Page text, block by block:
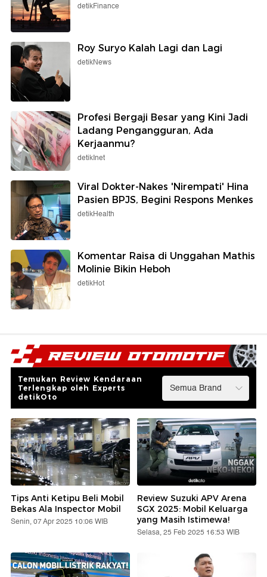
detikFinance
Roy Suryo Kalah Lagi dan Lagi
detikNews
Profesi Bergaji Besar yang Kini Jadi
Ladang Pengangguran, Ada
Kerjaanmu?
detikInet
Viral Dokter-Nakes 'Nirempati' Hina
Pasien BPJS, Begini Respons Menkes
detikHealth
Komentar Raisa di Unggahan Mathis
Molinie Bikin Heboh
detikHot
Temukan Review Kendaraan
Terlengkap oleh Experts
detikOto
Tips Anti Ketipu Beli Mobil
Bekas Ala Inspector Mobil
Senin, 07 Apr 2025 10:06 WIB
Review Suzuki APV Arena
SGX 2025: Mobil Keluarga
yang Masih Istimewa!
Selasa, 25 Feb 2025 16:53 WIB